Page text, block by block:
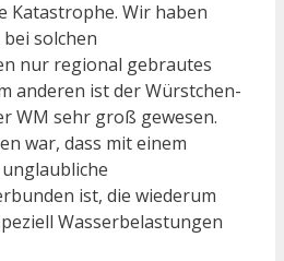
Katastrophe. Wir haben
solchen
nur regional gebrautes
anderen ist der Würstchen-
WM sehr groß gewesen.
war, dass mit einem
ist, die wiederum
Wasserbelastungen